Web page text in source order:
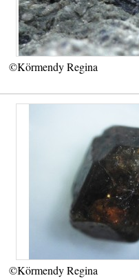
©Körmendy Regina
©Körmendy Regina